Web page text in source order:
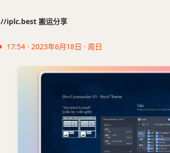
//iplc.best 搬运分享
17:54 · 2023年6月18日 · 周日